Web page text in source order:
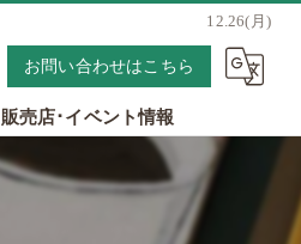
12.26(月)
お問い合わせはこちら
販売店･イベント情報